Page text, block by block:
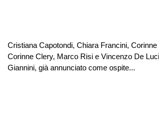
Cristiana Capotondi, Chiara Francini,
Corinne Clery, Marco Risi e Vincenzo De
Giannini, già annunciato come ospite...